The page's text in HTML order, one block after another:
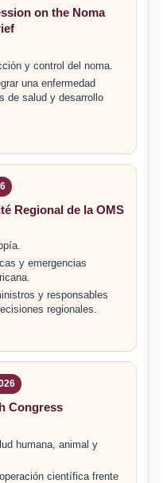
on the Noma
y control del noma.
una enfermedad
de salud y desarrollo
Regional de la OMS
y emergencias
y responsables
regionales.
Congress
humana, animal y
científica frente